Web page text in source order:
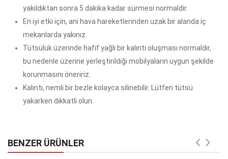
yakıldıktan sonra 5 dakika kadar sürmesi normaldir.
En iyi etki için, ani hava hareketlerinden uzak bir alanda iç
mekanlarda yakınız.
Tütsülük üzerinde hafif yağlı bir kalıntı oluşması normaldir,
bu nedenle üzerine yerleştirildiği mobilyaların uygun şekilde
korunmasını öneririz.
Kalıntı, nemli bir bezle kolayca silinebilir. Lütfen tütsü
yakarken dikkatli olun.
BENZER ÜRÜNLER